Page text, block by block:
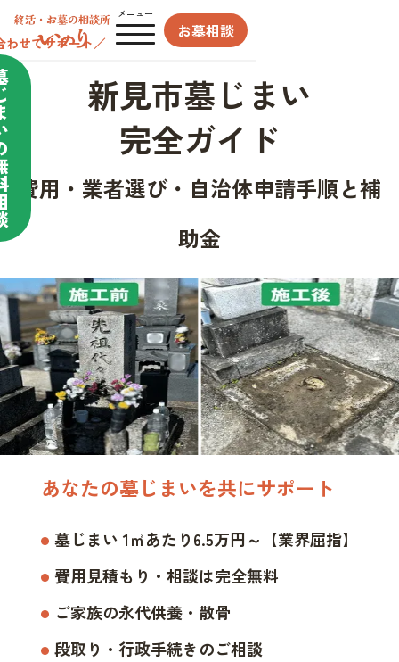
メニュー
お墓相談
わせてサポート／
新見市墓じまい
完全ガイド
費用・業者選び・自治体申請手順と補
助金
あなたの墓じまいを共にサポート
墓じまい 1㎡あたり6.5万円～【業界屈指】
費用見積もり・相談は完全無料
ご家族の永代供養・散骨
段取り・行政手続きのご相談